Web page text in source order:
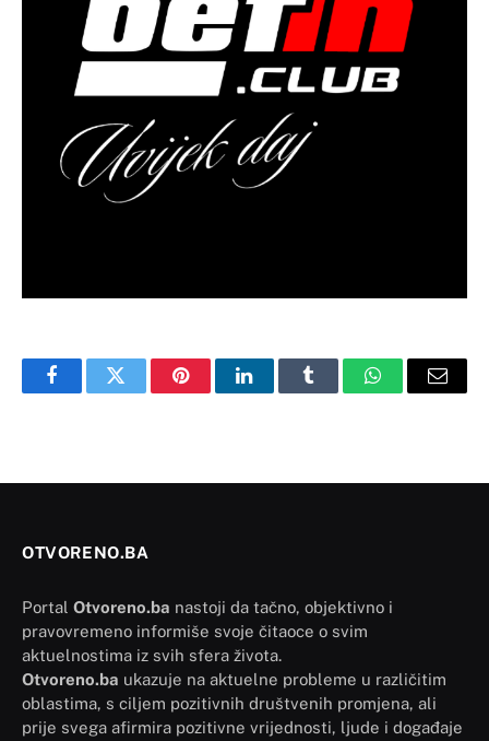
FacebookTwitter PinterestLinkedInTumblr WhatsAppEmail
OTVORENO.BA
Portal Otvoreno.ba nastoji da tačno, objektivno i
pravovremeno informiše svoje čitaoce o svim
aktuelnostima iz svih sfera života.
Otvoreno.ba ukazuje na aktuelne probleme u različitim
oblastima, s ciljem pozitivnih društvenih promjena, ali
prije svega afirmira pozitivne vrijednosti, ljude i događaje